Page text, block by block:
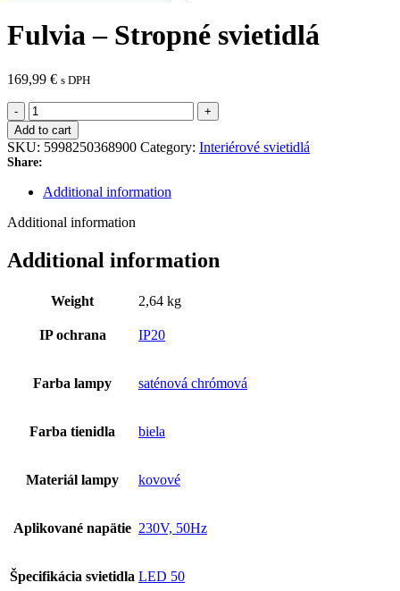
Fulvia – Stropné svietidlá
169,99 € s DPH
Fulvia
-
Stropné
svietidlá
Add to cart
SKU: 5998250368900 Category: Interiérové svietidlá
Share:
Additional information
Additional information
Additional information
Weight 2,64 kg
IP ochrana IP20
Farba lampy saténová chrómová
Farba tienidla biela
Materiál lampy kovové
Aplikované napätie 230V, 50Hz
Špecifikácia svietidla LED 50